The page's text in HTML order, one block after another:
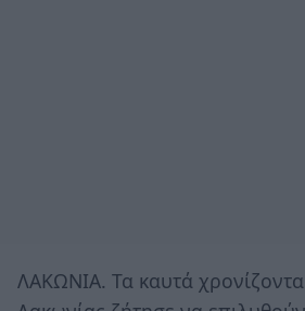
ΛΑΚΩΝΙΑ. Τα καυτά